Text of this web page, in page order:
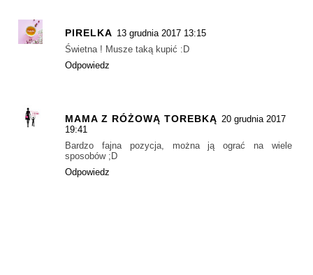
PIRELKA 13 grudnia 2017 13:15
Świetna ! Musze taką kupić :D
Odpowiedz
MAMA Z RÓŻOWĄ TOREBKĄ 20 grudnia 2017
19:41
Bardzo fajna pozycja, można ją ograć na wiele
sposobów ;D
Odpowiedz